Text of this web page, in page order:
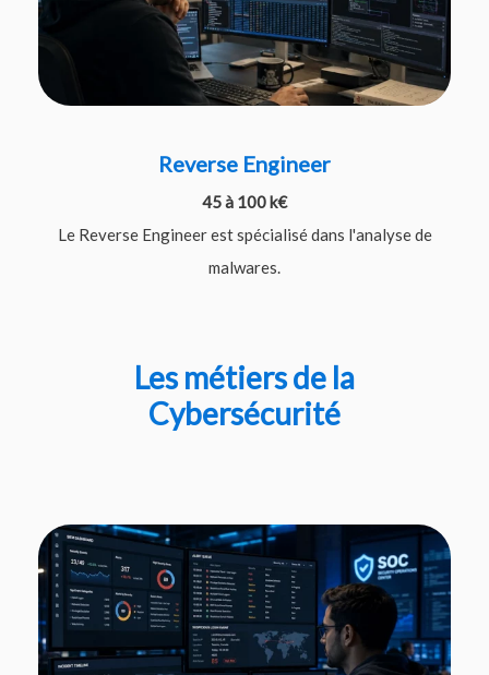
Reverse Engineer
45 à 100 k€
Le Reverse Engineer est spécialisé dans l'analyse de
malwares.
Les métiers de la
Cybersécurité